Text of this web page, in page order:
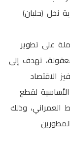
نخل (حلبان)
على تطوير
تهدف إلى
الاقتصاد
لقطع
العمراني، وذلك